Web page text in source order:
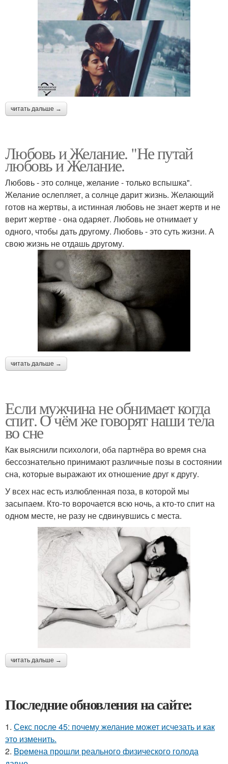
читать дальше →
Любовь и Желание. "Не путай
любовь и Желание.
Любовь - это солнце, желание - только вспышка".
Желание ослепляет, а солнце дарит жизнь. Желающий
готов на жертвы, а истинная любовь не знает жертв и не
верит жертве - она одаряет. Любовь не отнимает у
одного, чтобы дать другому. Любовь - это суть жизни. А
свою жизнь не отдашь другому.
читать дальше →
Если мужчина не обнимает когда
спит. О чём же говорят наши тела
во сне
Как выяснили психологи, оба партнёра во время сна
бессознательно принимают различные позы в состоянии
сна, которые выражают их отношение друг к другу.
У всех нас есть излюбленная поза, в которой мы
засыпаем. Кто-то ворочается всю ночь, а кто-то спит на
одном месте, не разу не сдвинувшись с места.
читать дальше →
Последние обновления на сайте:
1. Секс после 45: почему желание может исчезать и как
это изменить.
2. Bpeмена прошли реального физического голода